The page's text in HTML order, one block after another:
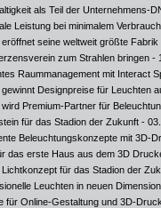
als Teil der Unternehmens-
Leistung bei minimalem Verbrauch
eröffnet seine weltweit größte
zum Strahlen bringen -
Raummanagement mit Interact
gewinnt Designpreise für Leuchten
wird Premium-Partner für
für das Stadion der Zukunft -
Beleuchtungskonzepte mit 3D-
das erste Haus aus dem 3D
Lichtkonzept für das Stadion der
Leuchten in neuen
für Online-Gestaltung und 3D-